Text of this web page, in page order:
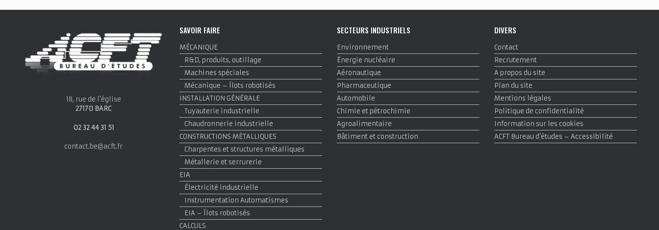
18, rue de l'église
27170 BARC
02 32 44 31 51
contact.be@acft.fr
SAVOIR FAIRE
MÉCANIQUE
R&D, produits, outillage
Machines spéciales
Mécanique – Îlots robotisés
INSTALLATION GÉNÉRALE
Tuyauterie industrielle
Chaudronnerie industrielle
CONSTRUCTIONS MÉTALLIQUES
Charpentes et structures métalliques
Métallerie et serrurerie
EIA
Électricité industrielle
Instrumentation Automatismes
EIA – Îlots robotisés
CALCULS
SECTEURS INDUSTRIELS
Environnement
Énergie nucléaire
Aéronautique
Pharmaceutique
Automobile
Chimie et pétrochimie
Agroalimentaire
Bâtiment et construction
DIVERS
Contact
Recrutement
A propos du site
Plan du site
Mentions légales
Politique de confidentialité
Information sur les cookies
ACFT Bureau d’études – Accessibilité